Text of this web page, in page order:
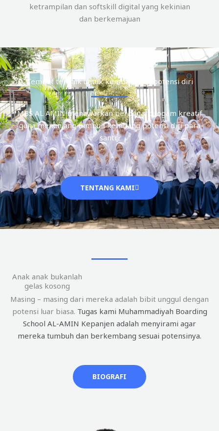
ketrampilan dan softskill digital yang kekinian
dan berkemajuan
Tempat terbaik untuk kembangkan potensi diri
MBS AL AMIN menawarkan berbagai progam kreatif
guna menunjang tumbuh kembang potensi diri para
santri
TENTANG KAMI
Anak anak bukanlah
gelas kosong
Masing – masing dari mereka adalah bibit unggul dengan
potensi luar biasa. Tugas kami Muhammadiyah Boarding
School AL-AMIN Kepanjen adalah menyirami agar
mereka tumbuh dan berkembang sesuai potensinya.
BIOGRAFI